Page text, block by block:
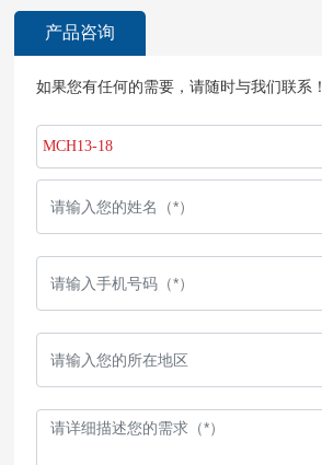
产品咨询
如果您有任何的需要，请随时与我们联系！
MCH13-18